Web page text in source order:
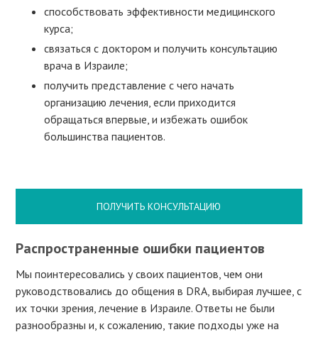
способствовать эффективности медицинского
курса;
связаться с доктором и получить консультацию
врача в Израиле;
получить представление с чего начать
организацию лечения, если приходится
обращаться впервые, и избежать ошибок
большинства пациентов.
ПОЛУЧИТЬ КОНСУЛЬТАЦИЮ
Распространенные ошибки пациентов
Мы поинтересовались у своих пациентов, чем они
руководствовались до общения в DRA, выбирая лучшее, с
их точки зрения, лечение в Израиле. Ответы не были
разнообразны и, к сожалению, такие подходы уже на